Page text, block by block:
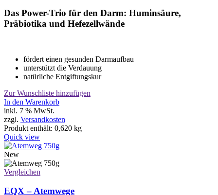
Das Power-Trio für den Darm: Huminsäure,
Präbiotika und Hefezellwände
fördert einen gesunden Darmaufbau
unterstützt die Verdauung
natürliche Entgiftungskur
Zur Wunschliste hinzufügen
In den Warenkorb
inkl. 7 % MwSt.
zzgl. Versandkosten
Produkt enthält: 0,620 kg
Quick view
New
Vergleichen
EQX – Atemwege